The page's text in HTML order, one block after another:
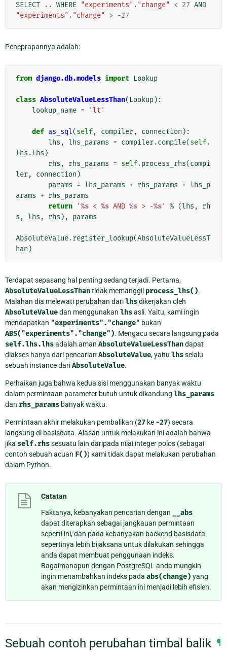
SELECT .. WHERE "experiments" . "change" < 27 AND
"experiments" . "change" > -27
Peneprapannya adalah:
from django.db.models import Lookup
class AbsoluteValueLessThan( Lookup):
lookup_name = 'lt'
def as_sql(self, compiler, connection ):
lhs , lhs_params = compiler.compile(self.
lhs .lhs )
rhs , rhs_params = self.process_rhs(compi
ler, connection )
params = lhs_params + rhs_params + lhs_p
arams + rhs_params
return
'%s < %s AND %s > -%s' % (lhs ,
rh
s , lhs , rhs ), params
AbsoluteValue.register_lookup(AbsoluteValueLessT
han )
Terdapat sepasang hal penting sedang terjadi. Pertama,
AbsoluteValueLessThantidak memanggil process_lhs().
Malahan dia melewati perubahan darilhsdikerjakan oleh
AbsoluteValuedan menggunakan lhsasli. Yaitu, kami ingin
mendapatkan "experiments"."change" bukan
ABS("experiments"."change"). Mengacu secara langsung pada
self.lhs.lhsadalah aman AbsoluteValueLessThandapat
diakses hanya dari pencarian AbsoluteValue, yaitu lhsselalu
sebuah instance dariAbsoluteValue.
Perhaikan juga bahwa kedua sisi menggunakan banyak waktu
dalam permintaan parameter butuh untuk dikandung lhs_params
dan rhs_params banyak waktu.
Permintaan akhir melakukan pembalikan (27 ke -27) secara
langsung di basisdata. Alasan untuk melakukan ini adalah bahwa
jika self.rhssesuatu lain daripada nilai integer polos (sebagai
contoh sebuah acuan F()) kami tidak dapat melakukan perubahan
dalam Python.
Catatan
Faktanya, kebanyakan pencarian dengan __abs
dapat diterapkan sebagai jangkauan permintaan
seperti ini, dan pada kebanyakan backend basisdata
sepertinya lebih bijaksana untuk dilakukan sehingga
anda dapat membuat penggunaan indeks.
Bagaimanapun dengan PostgreSQL anda mungkin
ingin menambahkan indeks pada abs(change) yang
akan mengizinkan permintaan ini menjadi lebih efisien.
Sebuah contoh perubahan timbal balik ¶